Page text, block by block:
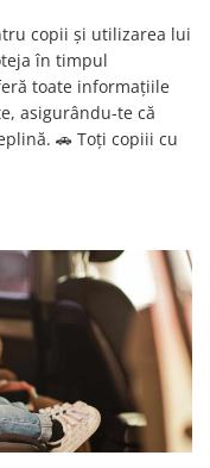
copii și utilizarea lui
în timpul
toate informațiile
asigurându-te că
🚗 Toți copiii cu